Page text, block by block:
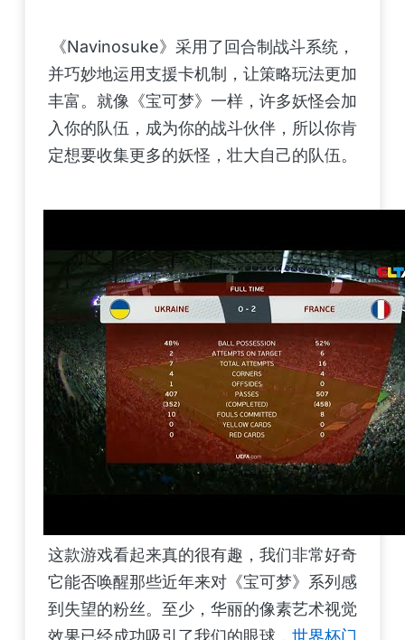
《Navinosuke》采用了回合制战斗系统，
并巧妙地运用支援卡机制，让策略玩法更加
丰富。就像《宝可梦》一样，许多妖怪会加
入你的队伍，成为你的战斗伙伴，所以你肯
定想要收集更多的妖怪，壮大自己的队伍。
这款游戏看起来真的很有趣，我们非常好奇
它能否唤醒那些近年来对《宝可梦》系列感
到失望的粉丝。至少，华丽的像素艺术视觉
效果已经成功吸引了我们的眼球， 世界杯门